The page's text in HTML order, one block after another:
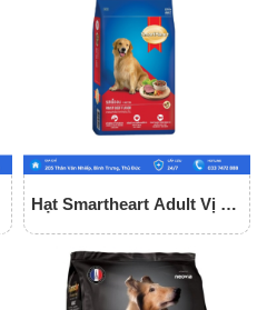
Hạt Smartheart Adult Vị Bò